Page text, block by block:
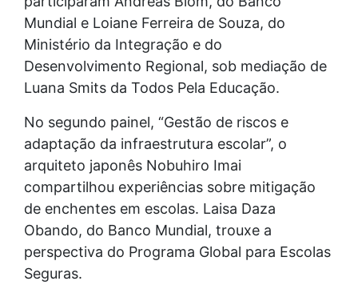
Mundial e Loiane Ferreira de Souza, do
Ministério da Integração e do
Desenvolvimento Regional, sob mediação de
Luana Smits da Todos Pela Educação.
No segundo painel, “Gestão de riscos e
adaptação da infraestrutura escolar”, o
arquiteto japonês Nobuhiro Imai
compartilhou experiências sobre mitigação
de enchentes em escolas. Laisa Daza
Obando, do Banco Mundial, trouxe a
perspectiva do Programa Global para Escolas
Seguras.